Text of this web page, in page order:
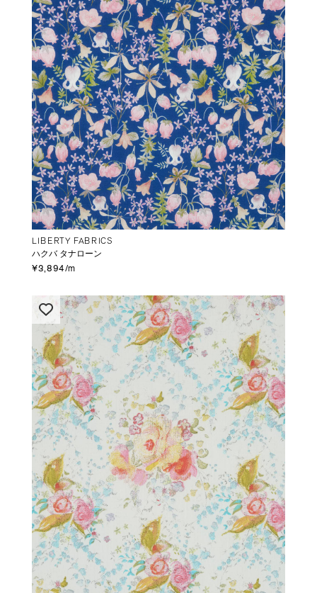
LIBERTY FABRICS
ハクバ タナローン
¥3,894/m